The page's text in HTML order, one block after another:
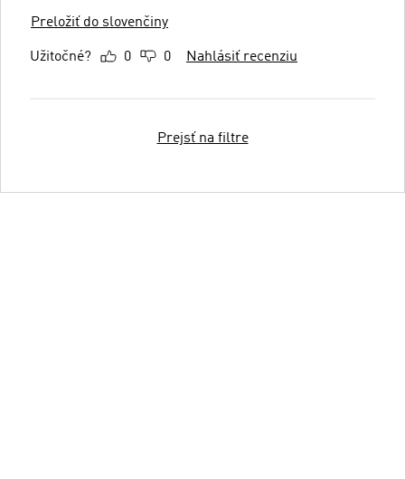
Preložiť do slovenčiny
Užitočné? 0 0 Nahlásiť recenziu
Prejsť na filtre